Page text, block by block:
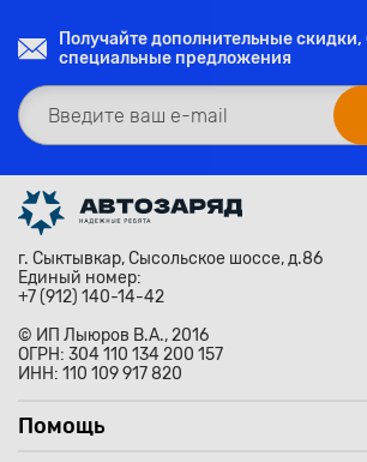
Получайте дополнительные
специальные предложения
г. Сыктывкар, Сысольское шоссе, д.86
Единый номер:
+7 (912) 140-14-42
© ИП Лыюров В.А., 2016
ОГРН: 304 110 134 200 157
ИНН: 110 109 917 820
Помощь